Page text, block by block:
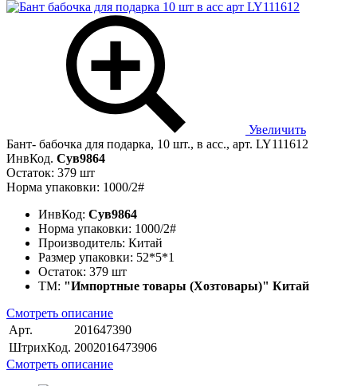
Увеличить
Бант- бабочка для подарка, 10 шт., в асс., арт. LY111612
ИнвКод. Сув9864
Остаток: 379 шт
Норма упаковки: 1000/2#
ИнвКод: Сув9864
Норма упаковки: 1000/2#
Производитель: Китай
Размер упаковки: 52*5*1
Остаток: 379 шт
ТМ: "Импортные товары (Хозтовары)" Китай
Смотреть описание
Арт.
201647390
ШтрихКод. 2002016473906
Смотреть описание